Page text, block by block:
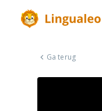
Ga terug